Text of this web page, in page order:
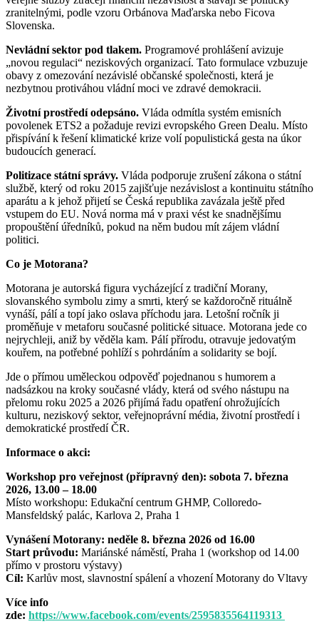
zranitelnými, podle vzoru Orbánova Maďarska nebo Ficova
Slovenska.
Nevládní sektor pod tlakem. Programové prohlášení avizuje
„novou regulaci“ neziskových organizací. Tato formulace vzbuzuje
obavy z omezování nezávislé občanské společnosti, která je
nezbytnou protiváhou vládní moci ve zdravé demokracii.
Životní prostředí odepsáno. Vláda odmítla systém emisních
povolenek ETS2 a požaduje revizi evropského Green Dealu. Místo
přispívání k řešení klimatické krize volí populistická gesta na úkor
budoucích generací.
Politizace státní správy. Vláda podporuje zrušení zákona o státní
službě, který od roku 2015 zajišťuje nezávislost a kontinuitu státního
aparátu a k jehož přijetí se Česká republika zavázala ještě před
vstupem do EU. Nová norma má v praxi vést ke snadnějšímu
propouštění úředníků, pokud na něm budou mít zájem vládní
politici.
Co je Motorana?
Motorana je autorská figura vycházející z tradiční Morany,
slovanského symbolu zimy a smrti, který se každoročně rituálně
vynáší, pálí a topí jako oslava příchodu jara. Letošní ročník ji
proměňuje v metaforu současné politické situace. Motorana jede co
nejrychleji, aniž by věděla kam. Pálí přírodu, otravuje jedovatým
kouřem, na potřebné pohlíží s pohrdáním a solidarity se bojí.
Jde o přímou uměleckou odpověď pojednanou s humorem a
nadsázkou na kroky současné vlády, která od svého nástupu na
přelomu roku 2025 a 2026 přijímá řadu opatření ohrožujících
kulturu, neziskový sektor, veřejnoprávní média, životní prostředí i
demokratické prostředí ČR.
Informace o akci:
Workshop pro veřejnost (přípravný den): sobota 7. března
2026, 13.00 – 18.00
Místo workshopu: Edukační centrum GHMP, Colloredo-
Mansfeldský palác, Karlova 2, Praha 1
Vynášení Motorany: neděle 8. března 2026 od 16.00
Start průvodu: Mariánské náměstí, Praha 1 (workshop od 14.00
přímo v prostoru výstavy)
Cíl: Karlův most, slavnostní spálení a vhození Motorany do Vltavy
Více info
zde: https://www.facebook.com/events/2595835564119313